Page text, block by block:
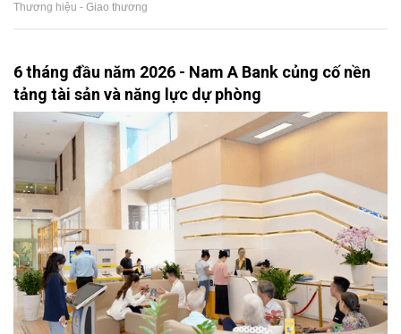
Thương hiệu - Giao thương
6 tháng đầu năm 2026 - Nam A Bank củng cố nền
tảng tài sản và năng lực dự phòng